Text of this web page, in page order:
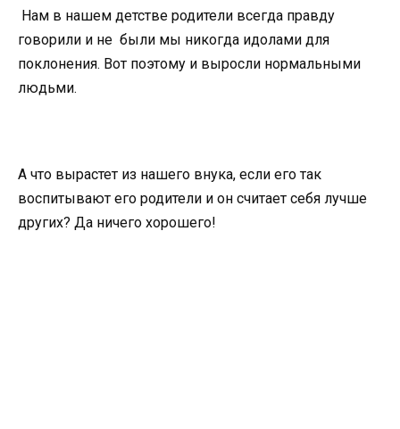
Нам в нашем детстве родители всегда правду
говорили и не были мы никогда идолами для
поклонения. Вот поэтому и выросли нормальными
людьми.
А что вырастет из нашего внука, если его так
воспитывают его родители и он считает себя лучше
других? Да ничего хорошего!